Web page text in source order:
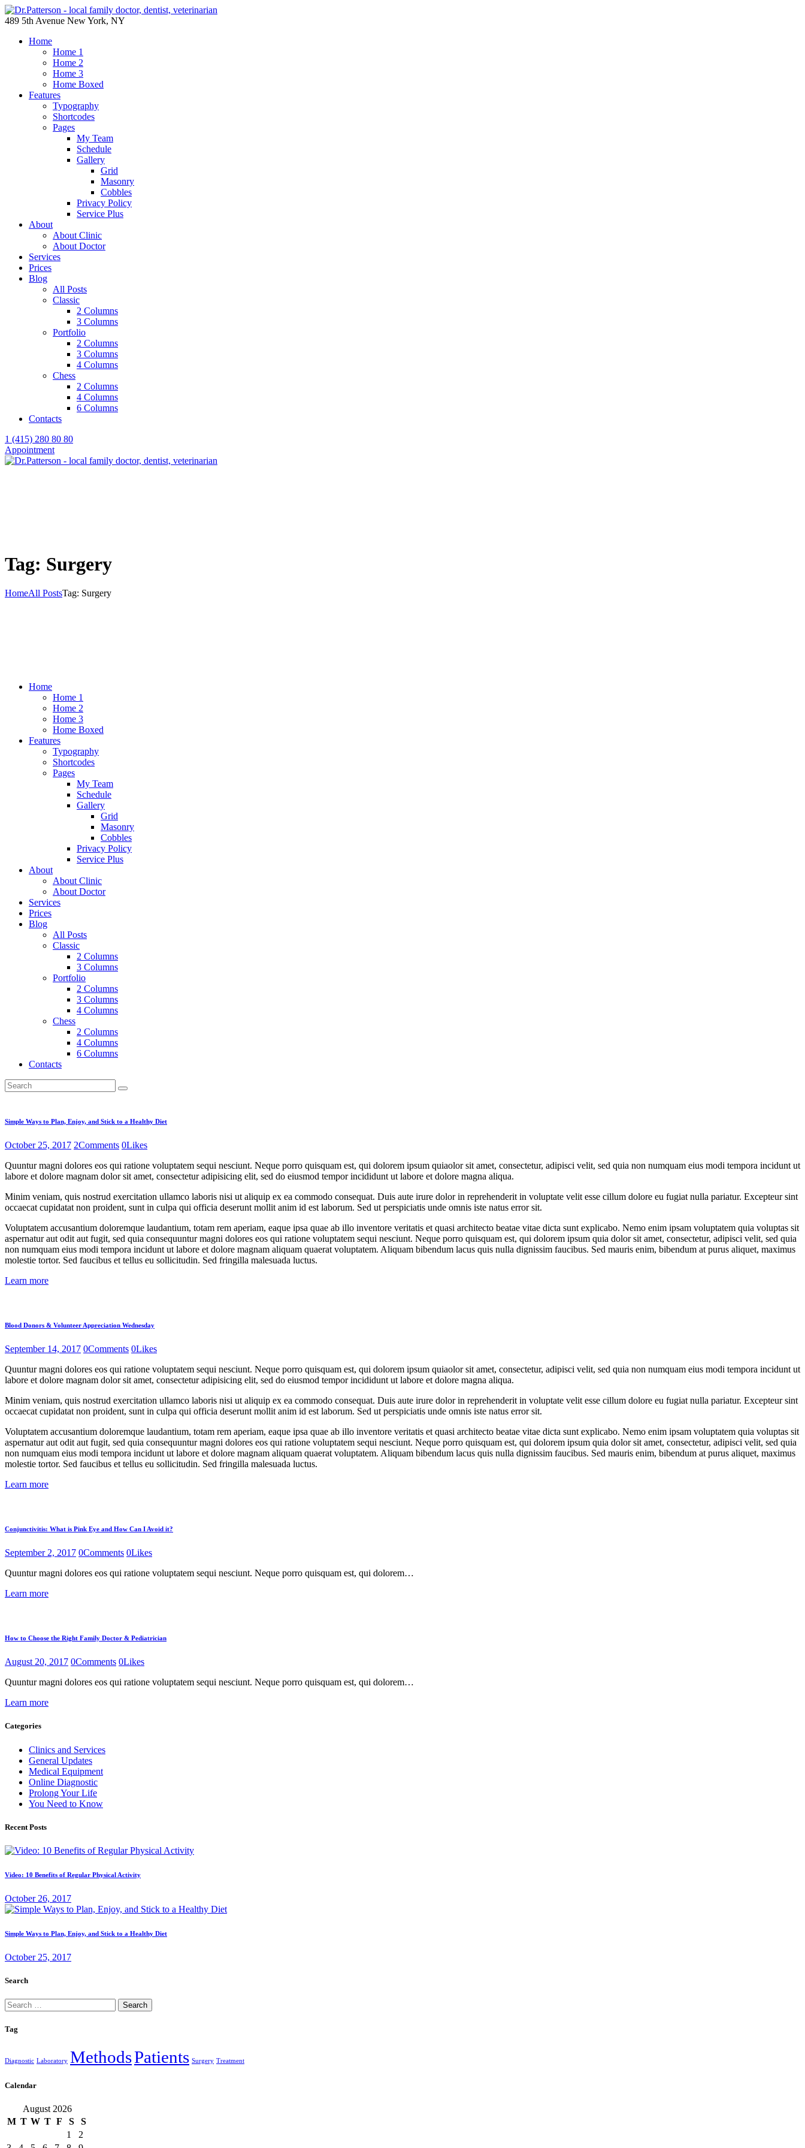
489 5th Avenue New York, NY
Home
Home 1
Home 2
Home 3
Home Boxed
Features
Typography
Shortcodes
Pages
My Team
Schedule
Gallery
Grid
Masonry
Cobbles
Privacy Policy
Service Plus
About
About Clinic
About Doctor
Services
Prices
Blog
All Posts
Classic
2 Columns
3 Columns
Portfolio
2 Columns
3 Columns
4 Columns
Chess
2 Columns
4 Columns
6 Columns
Contacts
1 (415) 280 80 80
Appointment
Tag: Surgery
HomeAll PostsTag: Surgery
Home
Home 1
Home 2
Home 3
Home Boxed
Features
Typography
Shortcodes
Pages
My Team
Schedule
Gallery
Grid
Masonry
Cobbles
Privacy Policy
Service Plus
About
About Clinic
About Doctor
Services
Prices
Blog
All Posts
Classic
2 Columns
3 Columns
Portfolio
2 Columns
3 Columns
4 Columns
Chess
2 Columns
4 Columns
6 Columns
Contacts
Simple Ways to Plan, Enjoy, and Stick to a Healthy Diet
October 25, 2017 2Comments 0Likes
Quuntur magni dolores eos qui ratione voluptatem sequi nesciunt. Neque porro quisquam est, qui dolorem ipsum quiaolor sit amet, consectetur, adipisci velit, sed quia non numquam eius modi tempora incidunt ut
labore et dolore magnam dolor sit amet, consectetur adipisicing elit, sed do eiusmod tempor incididunt ut labore et dolore magna aliqua.
Minim veniam, quis nostrud exercitation ullamco laboris nisi ut aliquip ex ea commodo consequat. Duis aute irure dolor in reprehenderit in voluptate velit esse cillum dolore eu fugiat nulla pariatur. Excepteur sint
occaecat cupidatat non proident, sunt in culpa qui officia deserunt mollit anim id est laborum. Sed ut perspiciatis unde omnis iste natus error sit.
Voluptatem accusantium doloremque laudantium, totam rem aperiam, eaque ipsa quae ab illo inventore veritatis et quasi architecto beatae vitae dicta sunt explicabo. Nemo enim ipsam voluptatem quia voluptas sit
aspernatur aut odit aut fugit, sed quia consequuntur magni dolores eos qui ratione voluptatem sequi nesciunt. Neque porro quisquam est, qui dolorem ipsum quia dolor sit amet, consectetur, adipisci velit, sed quia
non numquam eius modi tempora incidunt ut labore et dolore magnam aliquam quaerat voluptatem. Aliquam bibendum lacus quis nulla dignissim faucibus. Sed mauris enim, bibendum at purus aliquet, maximus
molestie tortor. Sed faucibus et tellus eu sollicitudin. Sed fringilla malesuada luctus.
Learn more
Blood Donors & Volunteer Appreciation Wednesday
September 14, 2017 0Comments 0Likes
Quuntur magni dolores eos qui ratione voluptatem sequi nesciunt. Neque porro quisquam est, qui dolorem ipsum quiaolor sit amet, consectetur, adipisci velit, sed quia non numquam eius modi tempora incidunt ut
labore et dolore magnam dolor sit amet, consectetur adipisicing elit, sed do eiusmod tempor incididunt ut labore et dolore magna aliqua.
Minim veniam, quis nostrud exercitation ullamco laboris nisi ut aliquip ex ea commodo consequat. Duis aute irure dolor in reprehenderit in voluptate velit esse cillum dolore eu fugiat nulla pariatur. Excepteur sint
occaecat cupidatat non proident, sunt in culpa qui officia deserunt mollit anim id est laborum. Sed ut perspiciatis unde omnis iste natus error sit.
Voluptatem accusantium doloremque laudantium, totam rem aperiam, eaque ipsa quae ab illo inventore veritatis et quasi architecto beatae vitae dicta sunt explicabo. Nemo enim ipsam voluptatem quia voluptas sit
aspernatur aut odit aut fugit, sed quia consequuntur magni dolores eos qui ratione voluptatem sequi nesciunt. Neque porro quisquam est, qui dolorem ipsum quia dolor sit amet, consectetur, adipisci velit, sed quia
non numquam eius modi tempora incidunt ut labore et dolore magnam aliquam quaerat voluptatem. Aliquam bibendum lacus quis nulla dignissim faucibus. Sed mauris enim, bibendum at purus aliquet, maximus
molestie tortor. Sed faucibus et tellus eu sollicitudin. Sed fringilla malesuada luctus.
Learn more
Conjunctivitis: What is Pink Eye and How Can I Avoid it?
September 2, 2017 0Comments 0Likes
Quuntur magni dolores eos qui ratione voluptatem sequi nesciunt. Neque porro quisquam est, qui dolorem…
Learn more
How to Choose the Right Family Doctor & Pediatrician
August 20, 2017 0Comments 0Likes
Quuntur magni dolores eos qui ratione voluptatem sequi nesciunt. Neque porro quisquam est, qui dolorem…
Learn more
Categories
Clinics and Services
General Updates
Medical Equipment
Online Diagnostic
Prolong Your Life
You Need to Know
Recent Posts
Video: 10 Benefits of Regular Physical Activity
October 26, 2017
Simple Ways to Plan, Enjoy, and Stick to a Healthy Diet
October 25, 2017
Search
Search
for:
Tag
Diagnostic Laboratory MethodsPatients Surgery Treatment
Calendar
August 2026
M T W T F S
S
1
2